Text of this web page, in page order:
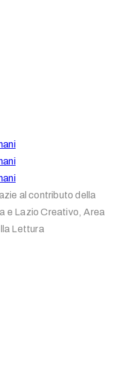
al contributo della
e Lazio Creativo, Area
Lettura